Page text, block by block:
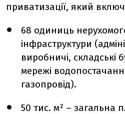
приватизації, який
68 одиниць
інфраструктури
виробничі, складські
мережі
газопровід).
50 тис. м² – загальна